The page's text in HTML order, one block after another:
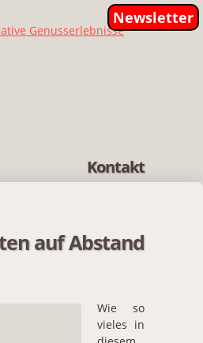
Newsletter
Kontakt
auf Abstand
Wie so
vieles in